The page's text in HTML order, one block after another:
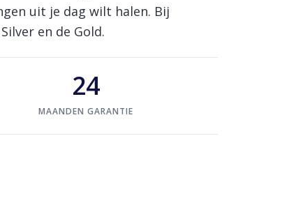
uit je dag wilt halen. Bij
en de Gold.
24
MAANDEN GARANTIE